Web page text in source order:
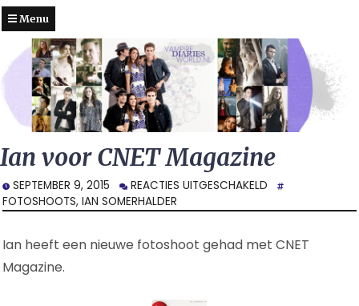
Menu
Ian voor CNET Magazine
SEPTEMBER 9, 2015 REACTIES UITGESCHAKELD VOOR
VOOR
MAGAZINE
FOTOSHOOTS, IAN SOMERHALDER
Ian heeft een nieuwe fotoshoot gehad met CNET
Magazine.